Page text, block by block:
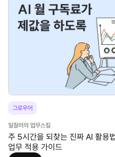
그로우어
일잘러의 업무스킬
주 5시간을 되찾는 진짜 AI 활용
업무 적용 가이드